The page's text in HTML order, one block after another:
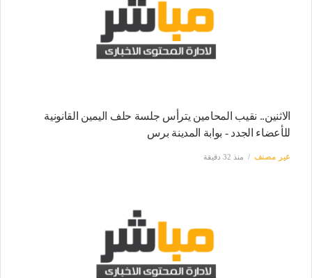
الاثنين.. نقيب المحامين يترأس جلسة حلف اليمين القانونية
للأعضاء الجدد - بوابة المدينة برس
غير مصنف منذ 32 دقيقة